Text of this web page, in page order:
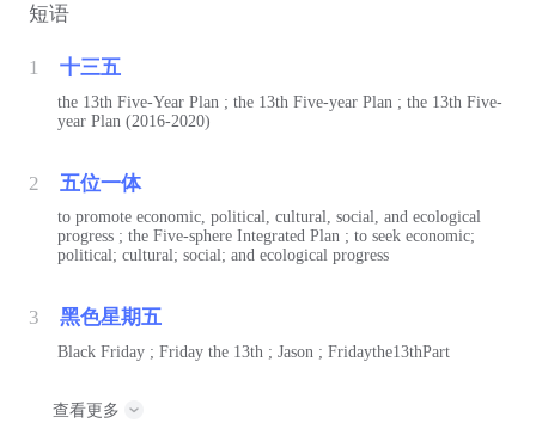
短语
1 十三五
the 13th Five-Year Plan ; the 13th Five-year Plan ; the 13th Five-
year Plan (2016-2020)
2 五位一体
to promote economic, political, cultural, social, and ecological
progress ; the Five-sphere Integrated Plan ; to seek economic;
political; cultural; social; and ecological progress
3 黑色星期五
Black Friday ; Friday the 13th ; Jason ; Fridaythe13thPart
查看更多